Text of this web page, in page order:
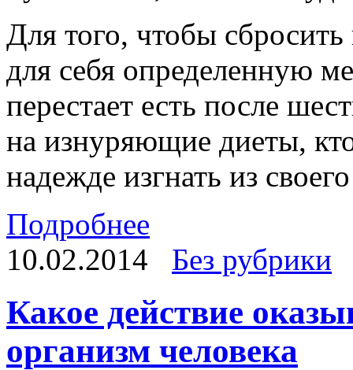
Для того, чтобы
для себя определенную
перестает есть после
на изнуряющие диеты,
надежде изгнать из
Подробнее
10.02.2014
Без рубрики
Какое действие
организм человека